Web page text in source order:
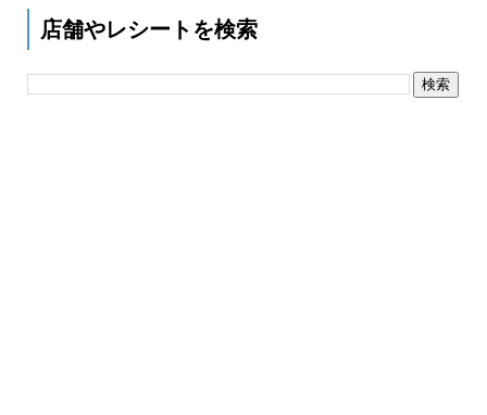
店舗やレシートを検索